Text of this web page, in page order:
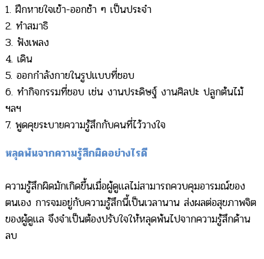
1. ฝึกหายใจเข้า-ออกช้า ๆ เป็นประจำ
2. ทำสมาธิ
3. ฟังเพลง
4. เดิน
5. ออกกำลังกายในรูปแบบที่ชอบ
6. ทำกิจกรรมที่ชอบ เช่น งานประดิษฐ์ งานศิลปะ ปลูกต้นไม้
ฯลฯ
7. พูดคุยระบายความรู้สึกกับคนที่ไว้วางใจ
หลุดพ้นจากความรู้สึกผิดอย่างไรดี
ความรู้สึกผิดมักเกิดขึ้นเมื่อผู้ดูแลไม่สามารถควบคุมอารมณ์ของ
ตนเอง การจมอยู่กับความรู้สึกนี้เป็นเวลานาน ส่งผลต่อสุขภาพจิต
ของผู้ดูแล จึงจำเป็นต้องปรับใจให้หลุดพ้นไปจากความรู้สึกด้าน
ลบ